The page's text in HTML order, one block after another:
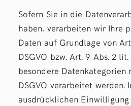
Sofern Sie in die
haben, verarbeiten wir Ihre
Daten auf Grundlage von
DSGVO bzw. Art. 9 Abs. 2
besondere Datenkategorien
DSGVO verarbeitet werden.
ausdrücklichen